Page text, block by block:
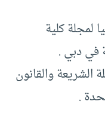
لمجلة كلية
في دبي .
الشريعة والقانون
.